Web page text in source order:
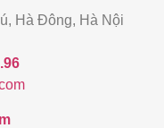
Hà Đông, Hà Nội